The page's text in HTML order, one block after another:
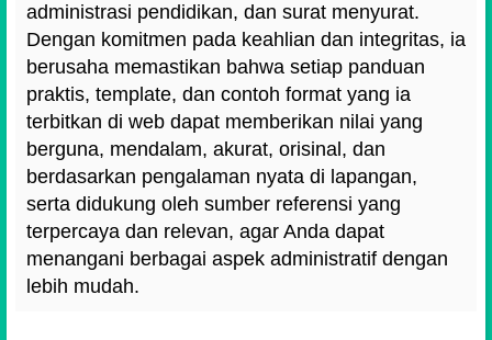
administrasi pendidikan, dan surat menyurat.
Dengan komitmen pada keahlian dan integritas, ia
berusaha memastikan bahwa setiap panduan
praktis, template, dan contoh format yang ia
terbitkan di web dapat memberikan nilai yang
berguna, mendalam, akurat, orisinal, dan
berdasarkan pengalaman nyata di lapangan,
serta didukung oleh sumber referensi yang
terpercaya dan relevan, agar Anda dapat
menangani berbagai aspek administratif dengan
lebih mudah.